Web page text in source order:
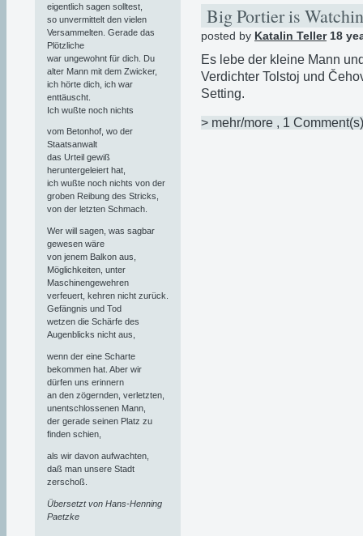
Big Portier is
posted by Katalin Teller18
Es lebe der kleine Mann
Verdichter Tolstoj und
Setting.
> mehr/more , 1 Comment(s)
eigentlich sagen solltest,
so unvermittelt den vielen
Versammelten. Gerade das
Plötzliche
war ungewohnt für dich. Du
alter Mann mit dem Zwicker,
ich hörte dich, ich war
enttäuscht.
Ich wußte noch nichts
vom Betonhof, wo der
Staatsanwalt
das Urteil gewiß
heruntergeleiert hat,
ich wußte noch nichts von der
groben Reibung des Stricks,
von der letzten Schmach.
Wer will sagen, was sagbar
gewesen wäre
von jenem Balkon aus,
Möglichkeiten, unter
Maschinengewehren
verfeuert, kehren nicht zurück.
Gefängnis und Tod
wetzen die Schärfe des
Augenblicks nicht aus,
wenn der eine Scharte
bekommen hat. Aber wir
dürfen uns erinnern
an den zögernden, verletzten,
unentschlossenen Mann,
der gerade seinen Platz zu
finden schien,
als wir davon aufwachten,
daß man unsere Stadt
zerschoß.
Übersetzt von Hans-Henning
Paetzke